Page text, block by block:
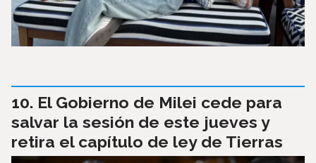
El Gobierno de Milei cede para
salvar la sesión de este jueves y
retira el capítulo de ley de Tierras